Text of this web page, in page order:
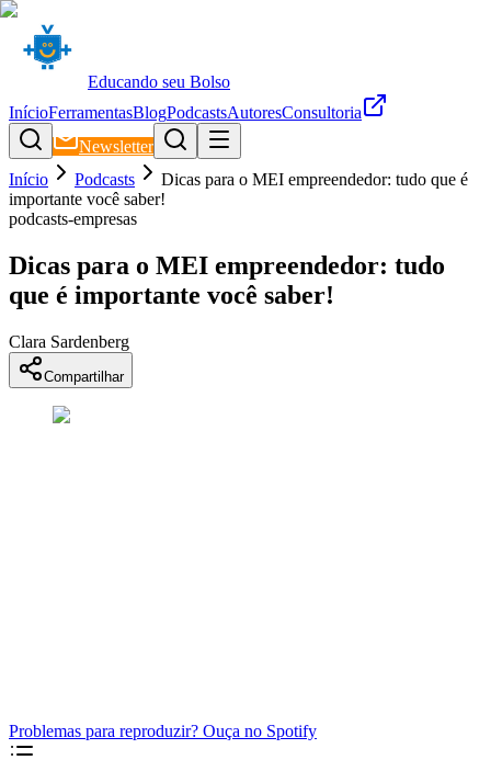
Educando seu Bolso
InícioFerramentasBlogPodcastsAutoresConsultoria
Newsletter
Início
Podcasts
Dicas para o MEI empreendedor: tudo que é
importante você saber!
podcasts-empresas
Dicas para o MEI empreendedor: tudo
que é importante você saber!
Clara Sardenberg
Compartilhar
Problemas para reproduzir? Ouça no Spotify